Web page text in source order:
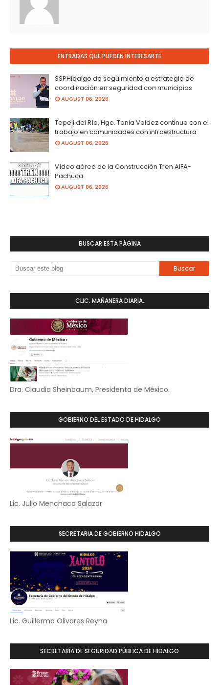
ENTRADAS QUE PUEDEN INTERESARTE
SSPHidalgo da seguimiento a estrategia de
coordinación en seguridad con municipios
AUGUST 06, 2026
Tepeji del Río, Hgo. Tania Valdez continua con el
trabajo en comunidades con infraestructura
AUGUST 06, 2026
Vídeo aéreo de la Construcción Tren AIFA-
Pachuca
AUGUST 06, 2026
BUSCAR ESTA PÁGINA
CLIC. MAÑANERA DIARIA.
Dra. Claudia Sheinbaum, Presidenta de México.
GOBIERNO DEL ESTADO DE HIDALGO
Lic. Julio Menchaca Salazar
SECRETARIA DE GOBIERNO HIDALGO
Lic. Guillermo Olivares Reyna
SECRETARÍA DE SEGURIDAD PÚBLICA DE HIDALGO